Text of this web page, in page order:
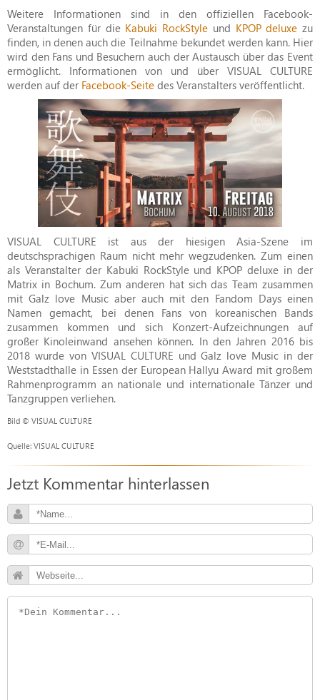
Weitere Informationen sind in den offiziellen Facebook-
Veranstaltungen für die Kabuki RockStyle und KPOP deluxe zu
finden, in denen auch die Teilnahme bekundet werden kann. Hier
wird den Fans und Besuchern auch der Austausch über das Event
ermöglicht. Informationen von und über VISUAL CULTURE
werden auf der Facebook-Seite des Veranstalters veröffentlicht.
VISUAL CULTURE ist aus der hiesigen Asia-Szene im
deutschsprachigen Raum nicht mehr wegzudenken. Zum einen
als Veranstalter der Kabuki RockStyle und KPOP deluxe in der
Matrix in Bochum. Zum anderen hat sich das Team zusammen
mit Galz love Music aber auch mit den Fandom Days einen
Namen gemacht, bei denen Fans von koreanischen Bands
zusammen kommen und sich Konzert-Aufzeichnungen auf
großer Kinoleinwand ansehen können. In den Jahren 2016 bis
2018 wurde von VISUAL CULTURE und Galz love Music in der
Weststadthalle in Essen der European Hallyu Award mit großem
Rahmenprogramm an nationale und internationale Tänzer und
Tanzgruppen verliehen.
Bild © VISUAL CULTURE
Quelle: VISUAL CULTURE
Jetzt Kommentar hinterlassen